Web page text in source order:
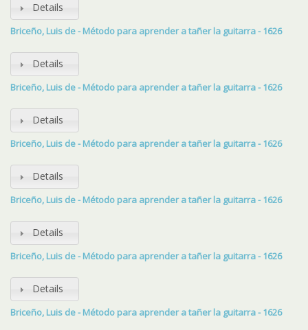
Details
Briceño, Luis de - Método para aprender a tañer la guitarra - 1626
Details
Briceño, Luis de - Método para aprender a tañer la guitarra - 1626
Details
Briceño, Luis de - Método para aprender a tañer la guitarra - 1626
Details
Briceño, Luis de - Método para aprender a tañer la guitarra - 1626
Details
Briceño, Luis de - Método para aprender a tañer la guitarra - 1626
Details
Briceño, Luis de - Método para aprender a tañer la guitarra - 1626